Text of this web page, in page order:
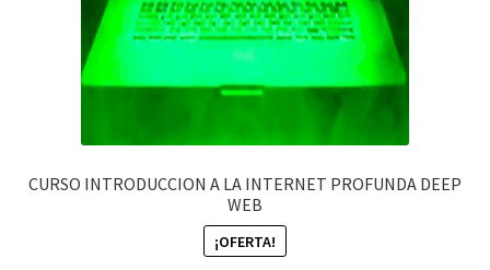
CURSO INTRODUCCION A LA INTERNET PROFUNDA DEEP
WEB
¡OFERTA!